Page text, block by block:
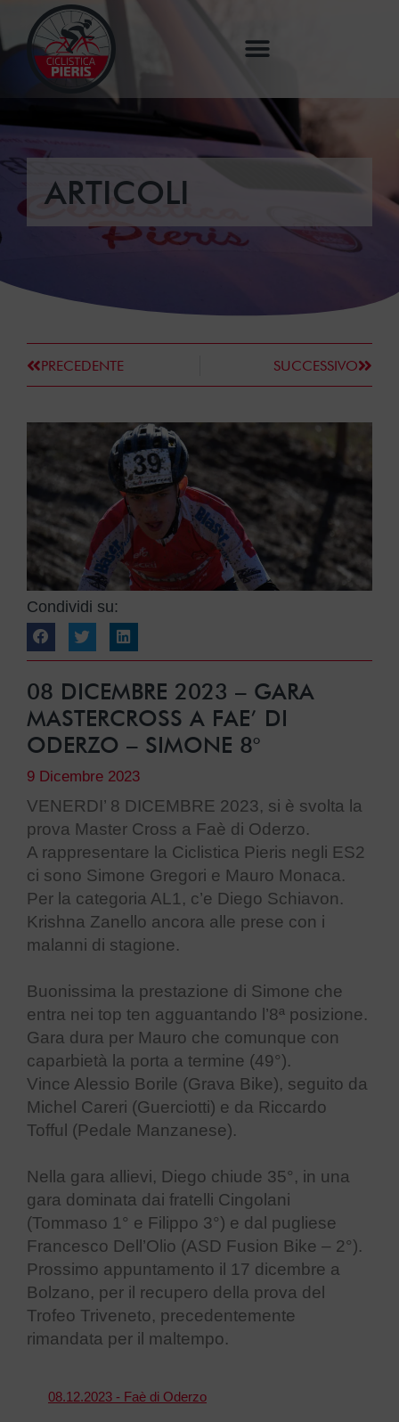
ARTICOLI
PRECEDENTE SUCCESSIVO
Condividi su:
08 DICEMBRE 2023 – GARA
MASTERCROSS A FAE’ DI
ODERZO – SIMONE 8°
9 Dicembre 2023
VENERDI’ 8 DICEMBRE 2023, si è svolta la
prova Master Cross a Faè di Oderzo.
A rappresentare la Ciclistica Pieris negli ES2
ci sono Simone Gregori e Mauro Monaca.
Per la categoria AL1, c’e Diego Schiavon.
Krishna Zanello ancora alle prese con i
malanni di stagione.
Buonissima la prestazione di Simone che
entra nei top ten agguantando l’8ª posizione.
Gara dura per Mauro che comunque con
caparbietà la porta a termine (49°).
Vince Alessio Borile (Grava Bike), seguito da
Michel Careri (Guerciotti) e da Riccardo
Tofful (Pedale Manzanese).
Nella gara allievi, Diego chiude 35°, in una
gara dominata dai fratelli Cingolani
(Tommaso 1° e Filippo 3°) e dal pugliese
Francesco Dell’Olio (ASD Fusion Bike – 2°).
Prossimo appuntamento il 17 dicembre a
Bolzano, per il recupero della prova del
Trofeo Triveneto, precedentemente
rimandata per il maltempo.
08.12.2023 - Faè di Oderzo